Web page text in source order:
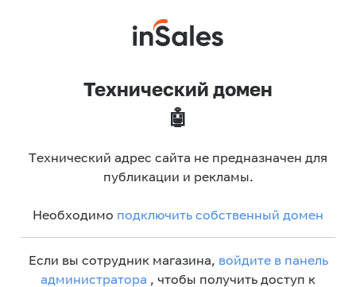
Технический домен
🤖
Технический адрес сайта не предназначен для
публикации и рекламы.
Необходимо подключить собственный домен
Если вы сотрудник магазина, войдите в панель
администратора , чтобы получить доступ к